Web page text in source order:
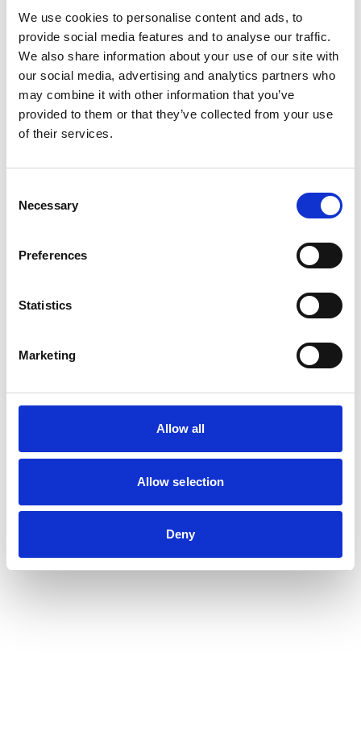
We use cookies to personalise content and ads, to
provide social media features and to analyse our traffic.
We also share information about your use of our site with
our social media, advertising and analytics partners who
may combine it with other information that you’ve
provided to them or that they’ve collected from your use
of their services.
Selection
Necessary
Preferences
Statistics
Marketing
Allow all
Allow selection
Deny